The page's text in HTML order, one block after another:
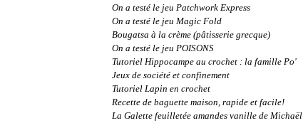
On a testé le jeu Patchwork Express
On a testé le jeu Magic Fold
Bougatsa à la crème (pâtisserie grecque)
On a testé le jeu POISONS
Tutoriel Hippocampe au crochet : la famille Po'
Jeux de société et confinement
Tutoriel Lapin en crochet
Recette de baguette maison, rapide et facile!
La Galette feuilletée amandes vanille de Michaël